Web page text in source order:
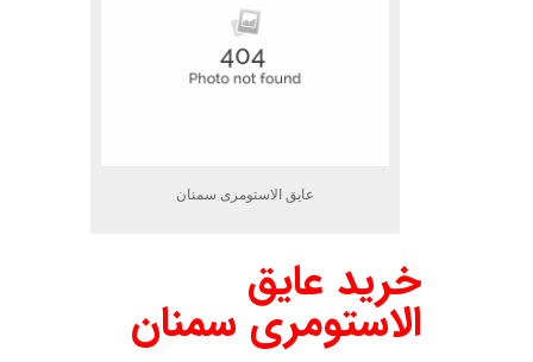
عایق الاستومری سمنان
خرید عایق
الاستومری سمنان